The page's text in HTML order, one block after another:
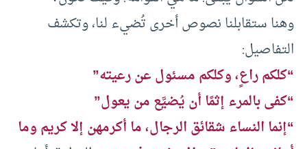
وهنا ستقابلنا نصوص أخرى تُضيء لنا، وتكشف
التفاصيل:
“كلكم راعٍ، وكلكم مسئول عن رعيته”
“كفى بالمرء إثمًا أن يُضيَّع من يعول”
“إنما النساء شقائق الرجال، ما أكرمهن إلا كريم وما